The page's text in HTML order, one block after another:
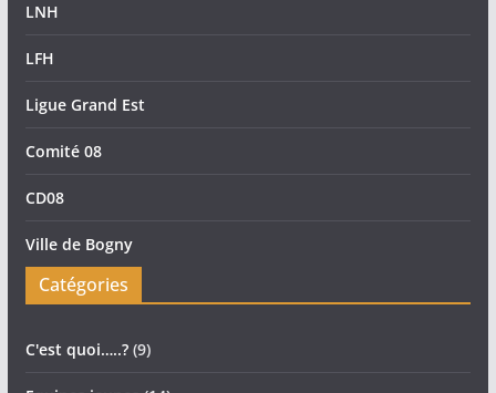
LNH
LFH
Ligue Grand Est
Comité 08
CD08
Ville de Bogny
Catégories
C'est quoi…..?(9)